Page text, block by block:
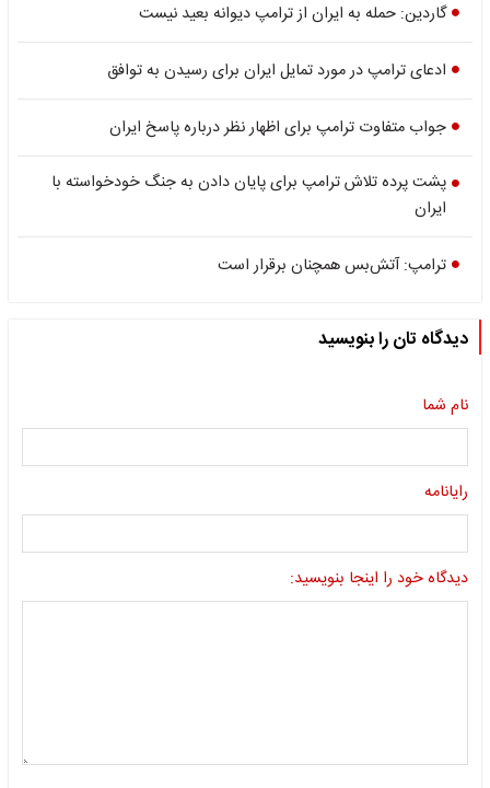
گاردین: حمله به ایران از ترامپ دیوانه بعید نیست
ادعای ترامپ در مورد تمایل ایران برای رسیدن به توافق
جواب متفاوت ترامپ برای اظهار نظر درباره پاسخ ایران
پشت پرده تلاش ترامپ برای پایان دادن به جنگ خودخواسته با
ایران
ترامپ: آتش‌بس همچنان برقرار است
دیدگاه تان را بنویسید
نام شما
رایانامه
دیدگاه خود را اینجا بنویسید: